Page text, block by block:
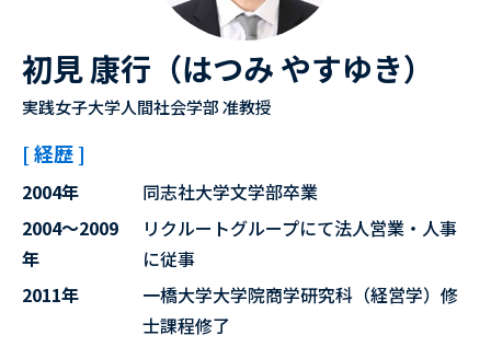
初見 康行（はつみ やすゆき）
実践女子大学人間社会学部 准教授
[ 経歴 ]
2004年
同志社大学文学部卒業
2004～2009
年
リクルートグループにて法人営業・人事
に従事
2011年
一橋大学大学院商学研究科（経営学）修
士課程修了